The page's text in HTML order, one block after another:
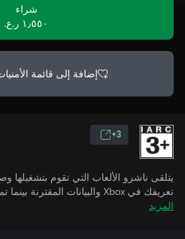
شراء
١٫٥٥٠ ر.ع.‏
إضافة إلى قائمة
3+
يتلقى ناشرو الألعاب التي تقوم
تعريفك في Xbox والبيانات المقترنة بينما تمارس الألعاب.
المزيد